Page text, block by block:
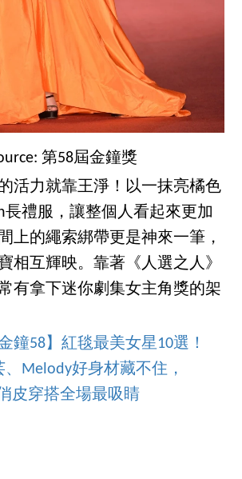
第58屆金鐘獎
活力就靠王淨！以一抹亮橘色
長禮服，讓整個人看起來更加
上的繩索綁帶更是神來一筆，
相互輝映。靠著《人選之人》
有拿下迷你劇集女主角獎的架
鐘58】紅毯最美女星10選！
、Melody好身材藏不住，
皮穿搭全場最吸睛